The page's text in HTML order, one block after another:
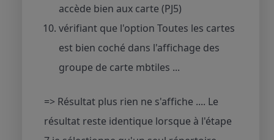
accède bien aux carte (PJ5)
vérifiant que l'option Toutes les cartes
est bien coché dans l'affichage des
groupe de carte mbtiles ...
=> Résultat plus rien ne s'affiche .... Le
résultat reste identique lorsque à l'étape